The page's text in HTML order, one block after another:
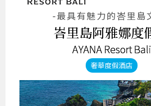
-最具有魅力的峇里島
峇里島阿雅娜度
AYANA Resort Bali
奢華度假酒店